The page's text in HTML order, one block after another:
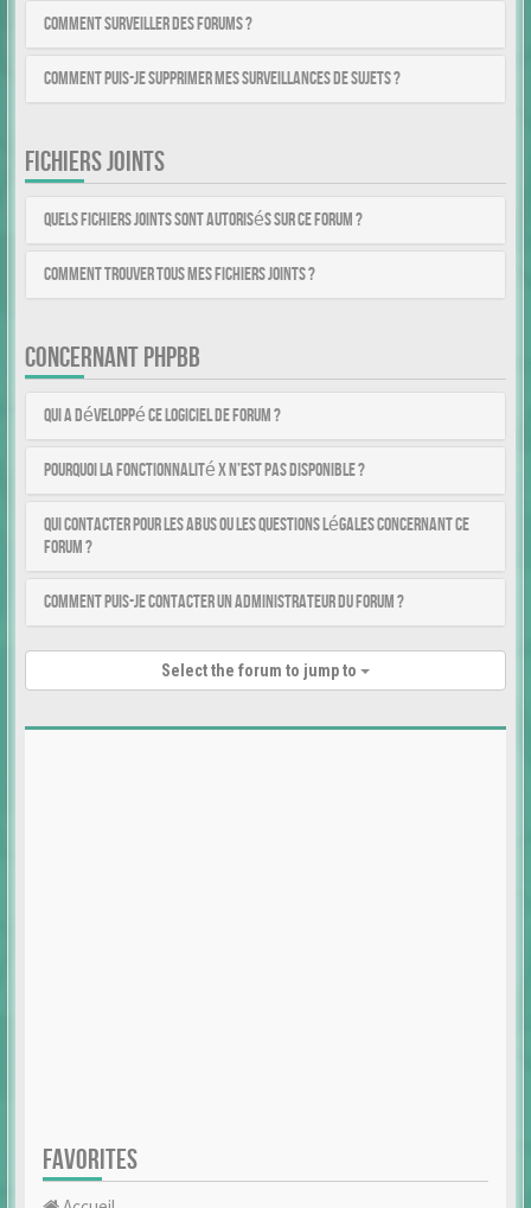
Comment surveiller des forums ?
Comment puis-je supprimer mes surveillances de sujets ?
FICHIERS JOINTS
Quels fichiers joints sont autorisés sur ce forum ?
Comment trouver tous mes fichiers joints ?
CONCERNANT PHPBB
Qui a développé ce logiciel de forum ?
Pourquoi la fonctionnalité X n’est pas disponible ?
Qui contacter pour les abus ou les questions légales concernant ce
forum ?
Comment puis-je contacter un administrateur du forum ?
Select the forum to jump to
FAVORITES